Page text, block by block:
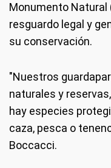
Monumento Natural
resguardo legal y
su conservación.
"Nuestros
naturales y
hay especies
caza, pesca o
Boccacci.